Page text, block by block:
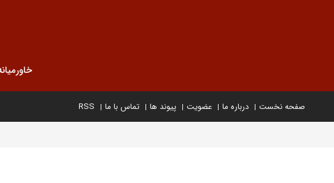
صفحه نخست درباره ما عضویت پیوند ها تماس با ما RSS